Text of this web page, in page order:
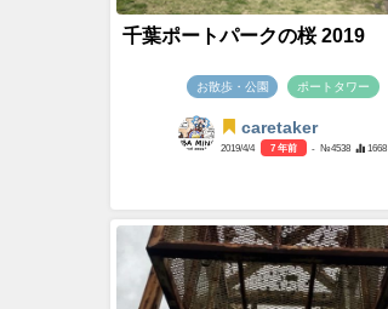
千葉ポートパークの桜 2019
お散歩・公園 ポートタワー
caretaker
2019/4/4 7 年前 - №4538 1668